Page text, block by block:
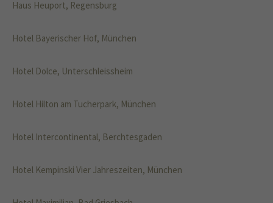
info@yourdomain.com
About us
adipiscing elit.
sociis natoque penatibus et magnis dis parturient montes,
Haus Heuport, Regensburg
Hotel Bayerischer Hof, München
Hotel Dolce, Unterschleissheim
Hotel Hilton am Tucherpark, München
Hotel Intercontinental, Berchtesgaden
Hotel Kempinski Vier Jahreszeiten, München